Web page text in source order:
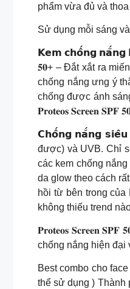
phẩm vừa đủ và
Sử dụng mỗi sáng
𝗞𝗲𝗺 𝗰𝗵𝗼̂́𝗻𝗴 𝗻𝗮̆́𝗻𝗴
𝟓𝟎+ – Đắt xắt ra
chống nắng ưng ý
chống được ánh
𝐏𝐫𝐨𝐭𝐞𝐨𝐬 𝐒𝐜𝐫𝐞𝐞𝐧 𝐒𝐏𝐅
𝗖𝗵𝗼̂́𝗻𝗴 𝗻𝗮̆́𝗻𝗴 𝘀𝗶𝗲̂𝘂
được) và UVB. Chỉ
các kem chống
da glow theo cách
hồi từ bên trong
không thiếu trend
𝐏𝐫𝐨𝐭𝐞𝐨𝐬 𝐒𝐜𝐫𝐞𝐞𝐧
chống nắng hiện đại
Best combo cho
thể sử dụng )